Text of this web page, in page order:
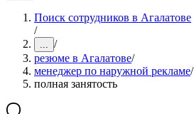
Поиск сотрудников в Агалатове
/
... /
резюме в Агалатове/
менеджер по наружной рекламе/
полная занятость